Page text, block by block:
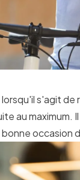
s'agit
au
occasion